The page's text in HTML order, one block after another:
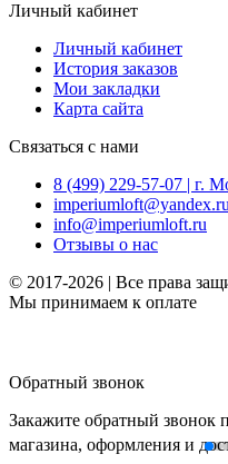
Личный кабинет
Личный кабинет
История заказов
Мои закладки
Карта сайта
Связаться с нами
8 (499) 229-57-07 | г.
imperiumloft@yandex.ru
info@imperiumloft.ru
Отзывы о нас
© 2017-2026 | Все права
Мы принимаем к оплате
Обратный звонок
Закажите обратный звонок
магазина, оформления и